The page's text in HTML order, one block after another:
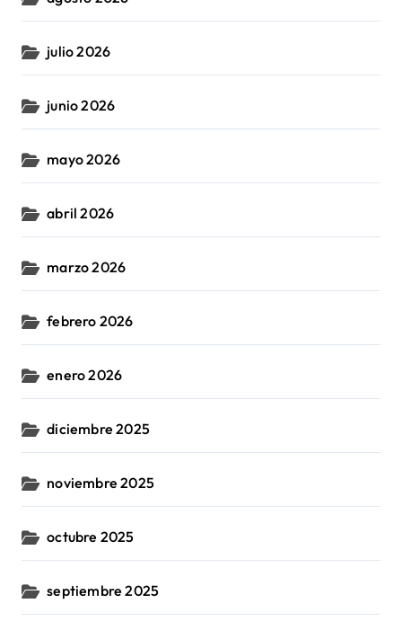
julio 2026
junio 2026
mayo 2026
abril 2026
marzo 2026
febrero 2026
enero 2026
diciembre 2025
noviembre 2025
octubre 2025
septiembre 2025